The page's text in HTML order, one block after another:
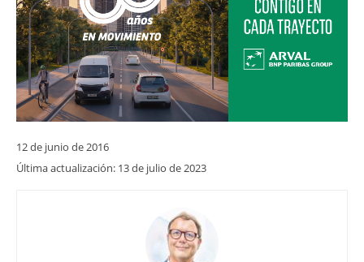
12 de junio de 2016
Última actualización: 13 de julio de 2023